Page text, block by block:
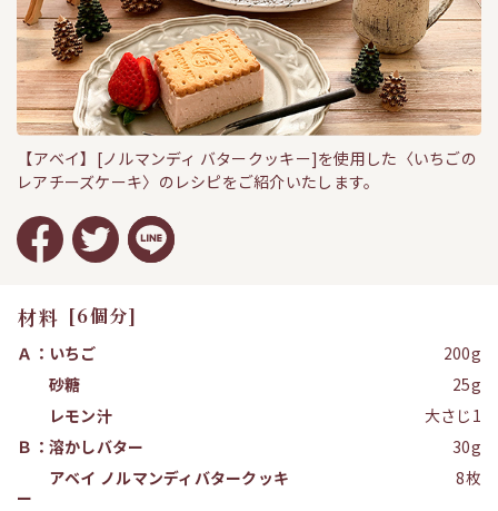
【アベイ】[ノルマンディ バタークッキー]を使用した〈いちごの
レアチーズケーキ〉のレシピをご紹介いたします。
材料 [6個分]
Ａ：いちご
200g
砂糖
25g
レモン汁
大さじ1
Ｂ：溶かしバター
30g
アベイ ノルマンディバタークッキ
ー
8枚